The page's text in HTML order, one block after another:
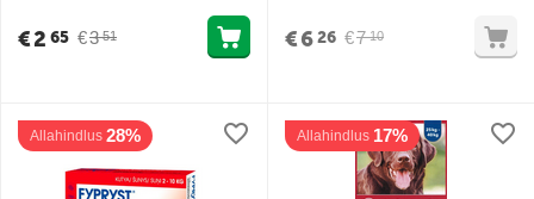
€3 51
€2 65 €7 10
€626
Allahindlus 28% Allahindlus 17%